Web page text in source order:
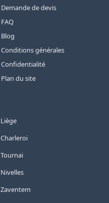
Demande de devis
FAQ
Blog
Conditions générales
Confidentialité
Plan du site
Liège
Charleroi
Tournai
Nivelles
Zaventem